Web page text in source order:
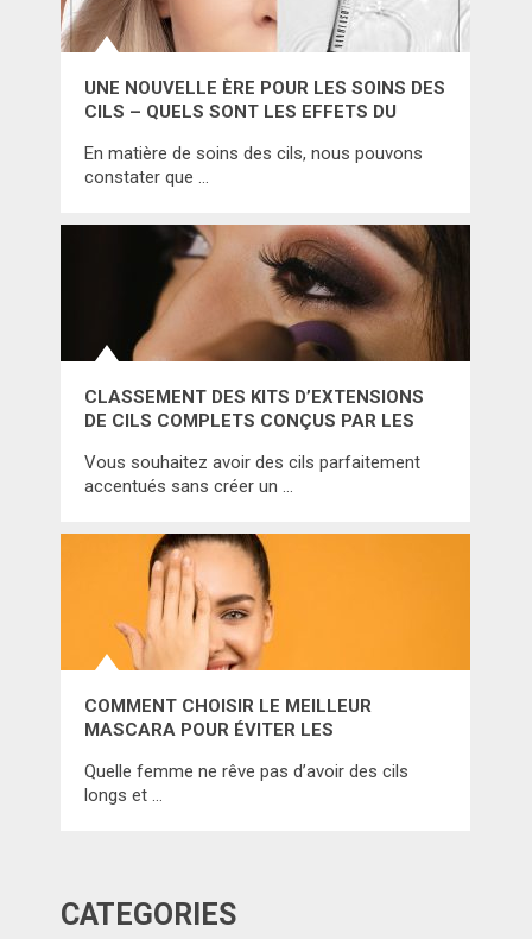
UNE NOUVELLE ÈRE POUR LES SOINS DES
CILS – QUELS SONT LES EFFETS DU
En matière de soins des cils, nous pouvons
constater que …
CLASSEMENT DES KITS D’EXTENSIONS
DE CILS COMPLETS CONÇUS PAR LES
Vous souhaitez avoir des cils parfaitement
accentués sans créer un …
COMMENT CHOISIR LE MEILLEUR
MASCARA POUR ÉVITER LES
CLASSEMENT CI-DESSOUS!
Quelle femme ne rêve pas d’avoir des cils
longs et …
CATÉGORIES